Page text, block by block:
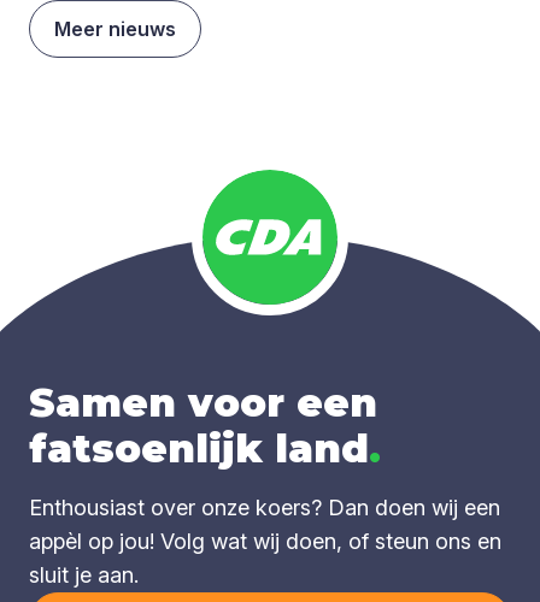
Meer nieuws
Samen voor een
fatsoenlijk land.
Enthousiast over onze koers? Dan doen wij een
appèl op jou! Volg wat wij doen, of steun ons en
sluit je aan.